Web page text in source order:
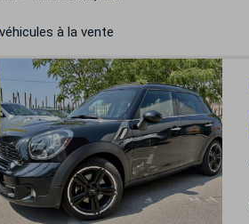
véhicules à la vente